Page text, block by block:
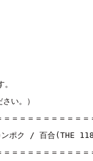
い。）
＝＝＝＝＝＝＝＝＝＝
ポク / 百合(THE
＝＝＝＝＝＝＝＝＝＝